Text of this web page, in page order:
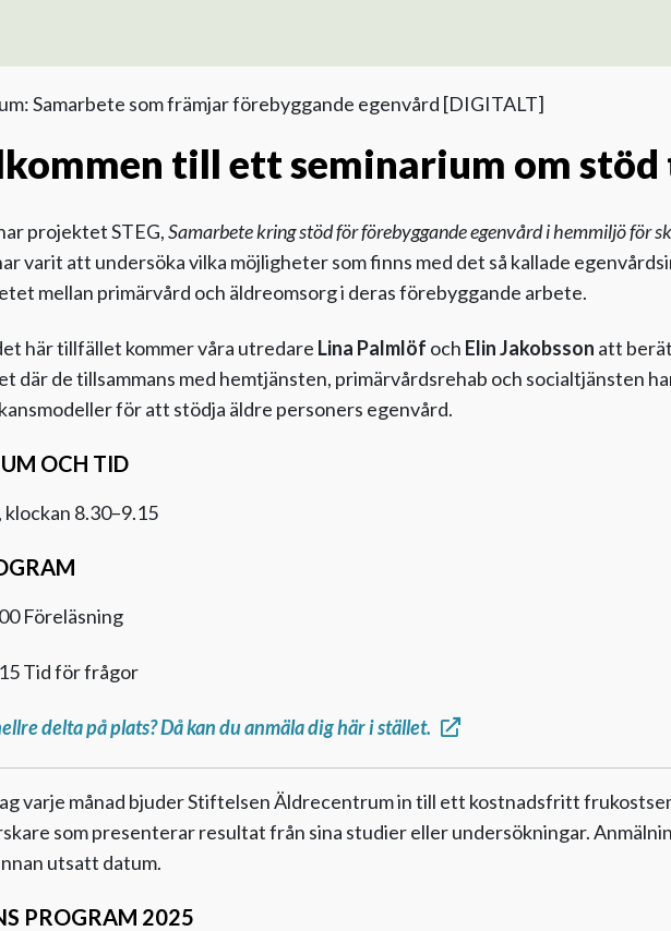
Samarbete som främjar förebyggande egenvård [DIGITALT]
till ett seminarium om
projektet STEG,Samarbete kring stöd för förebyggande egenvård i hemmiljö för
varit att undersöka vilka möjligheter som finns med det så kallade
mellan primärvård och äldreomsorg i deras förebyggande arbete.
här tillfället kommer våra utredare Lina Palmlöf och Elin Jakobsson att
där de tillsammans med hemtjänsten, primärvårdsrehab och socialtjänsten
för att stödja äldre personers egenvård.
OCH TID
klockan 8.30–9.15
Föreläsning
Tid för frågor
delta på plats? Då kan du anmäla dig här i stället.
varje månad bjuder Stiftelsen Äldrecentrum in till ett kostnadsfritt
som presenterar resultat från sina studier eller undersökningar.
utsatt datum.
PROGRAM 2025